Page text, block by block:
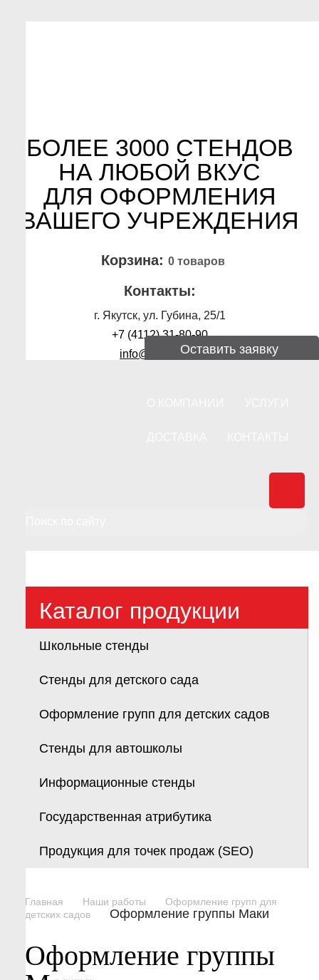
БОЛЕЕ 3000 СТЕНДОВ
НА ЛЮБОЙ ВКУС
ДЛЯ ОФОРМЛЕНИЯ
ВАШЕГО УЧРЕЖДЕНИЯ
Корзина: 0 товаров
Контакты:
г. Якутск, ул. Губина, 25/1
+7 (4112) 31-80-90
info@rektime.ruОставить заявку
Каталог продукции
Школьные стенды
Стенды для детского сада
Оформление групп для детских садов
Стенды для автошколы
Информационные стенды
Государственная атрибутика
Продукция для точек продаж (SEO)
Главная Наши работы
Оформление групп для
детских садов
Оформление группы Маки
Оформление группы